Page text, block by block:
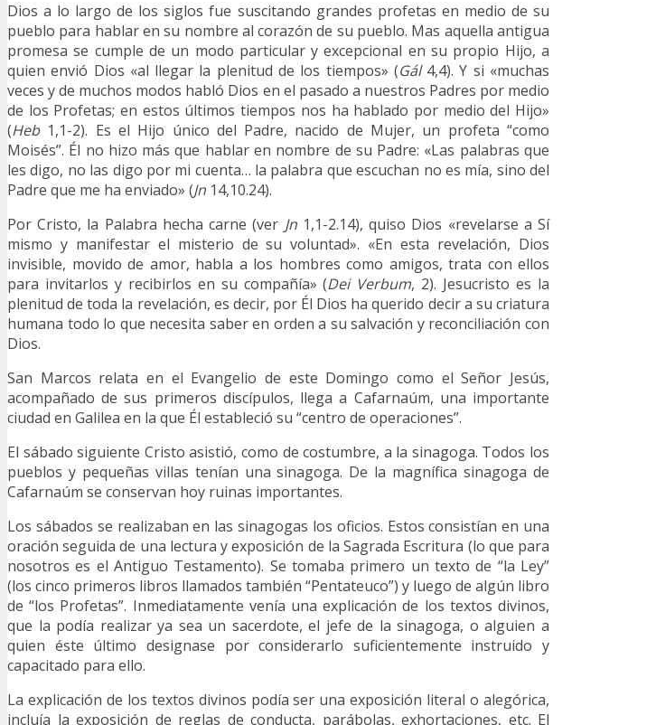
Dios a lo largo de los siglos fue suscitando grandes profetas en medio de su
pueblo para hablar en su nombre al corazón de su pueblo. Mas aquella antigua
promesa se cumple de un modo particular y excepcional en su propio Hijo, a
quien envió Dios «al llegar la plenitud de los tiempos» (Gál4,4). Y si «muchas
veces y de muchos modos habló Dios en el pasado a nuestros Padres por medio
de los Profetas; en estos últimos tiempos nos ha hablado por medio del Hijo»
(Heb1,1-2). Es el Hijo único del Padre, nacido de Mujer, un profeta “como
Moisés”. Él no hizo más que hablar en nombre de su Padre: «Las palabras que
les digo, no las digo por mi cuenta… la palabra que escuchan no es mía, sino del
Padre que me ha enviado» (Jn 14,10.24).
Por Cristo, la Palabra hecha carne (ver Jn1,1-2.14), quiso Dios «revelarse a Sí
mismo y manifestar el misterio de su voluntad». «En esta revelación, Dios
invisible, movido de amor, habla a los hombres como amigos, trata con ellos
para invitarlos y recibirlos en su compañía» (Dei Verbum, 2). Jesucristo es la
plenitud de toda la revelación, es decir, por Él Dios ha querido decir a su criatura
humana todo lo que necesita saber en orden a su salvación y reconciliación con
Dios.
San Marcos relata en el Evangelio de este Domingo como el Señor Jesús,
acompañado de sus primeros discípulos, llega a Cafarnaúm, una importante
ciudad en Galilea en la que Él estableció su “centro de operaciones”.
El sábado siguiente Cristo asistió, como de costumbre, a la sinagoga. Todos los
pueblos y pequeñas villas tenían una sinagoga. De la magnífica sinagoga de
Cafarnaúm se conservan hoy ruinas importantes.
Los sábados se realizaban en las sinagogas los oficios. Estos consistían en una
oración seguida de una lectura y exposición de la Sagrada Escritura (lo que para
nosotros es el Antiguo Testamento). Se tomaba primero un texto de “la Ley”
(los cinco primeros libros llamados también “Pentateuco”) y luego de algún libro
de “los Profetas”. Inmediatamente venía una explicación de los textos divinos,
que la podía realizar ya sea un sacerdote, el jefe de la sinagoga, o alguien a
quien éste último designase por considerarlo suficientemente instruido y
capacitado para ello.
La explicación de los textos divinos podía ser una exposición literal o alegórica,
incluía la exposición de reglas de conducta, parábolas, exhortaciones, etc. El